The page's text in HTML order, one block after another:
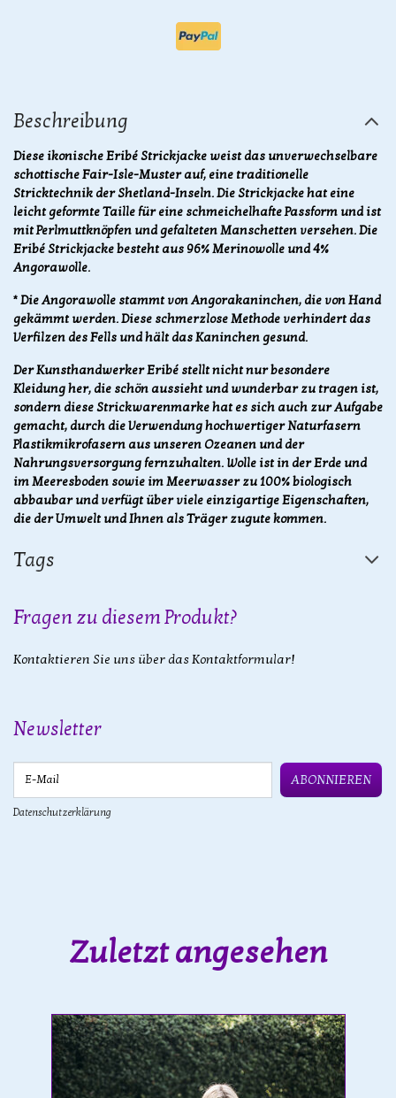
Beschreibung
Diese ikonische Eribé Strickjacke weist das unverwechselbare
schottische Fair-Isle-Muster auf, eine traditionelle
Stricktechnik der Shetland-Inseln. Die Strickjacke hat eine
leicht geformte Taille für eine schmeichelhafte Passform und ist
mit Perlmuttknöpfen und gefalteten Manschetten versehen. Die
Eribé Strickjacke besteht aus 96% Merinowolle und 4%
Angorawolle.
* Die Angorawolle stammt von Angorakaninchen, die von Hand
gekämmt werden. Diese schmerzlose Methode verhindert das
Verfilzen des Fells und hält das Kaninchen gesund.
Der Kunsthandwerker Eribé stellt nicht nur besondere
Kleidung her, die schön aussieht und wunderbar zu tragen ist,
sondern diese Strickwarenmarke hat es sich auch zur Aufgabe
gemacht, durch die Verwendung hochwertiger Naturfasern
Plastikmikrofasern aus unseren Ozeanen und der
Nahrungsversorgung fernzuhalten. Wolle ist in der Erde und
im Meeresboden sowie im Meerwasser zu 100% biologisch
abbaubar und verfügt über viele einzigartige Eigenschaften,
die der Umwelt und Ihnen als Träger zugute kommen.
Tags
Fragen zu diesem Produkt?
Kontaktieren Sie uns über das Kontaktformular!
Newsletter
ABONNIEREN
Datenschutzerklärung
Zuletzt angesehen